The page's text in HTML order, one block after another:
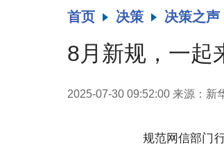
首页 决策 决策之声
8月新规，一起
2025-07-30 09:52:00 来源：新
规范网信部门